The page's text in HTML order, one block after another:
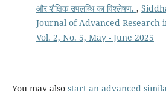
और शैक्षिक उपलब्धि का विश्लेषण. ,
Journal of Advanced Research
Vol. 2, No. 5, May - June 2025
You may also start an advanced